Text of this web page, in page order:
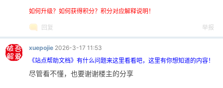
如何升级？如何获得积分？积分对应解释说明！
回复 举报
xuepojie 2026-3-17 11:53
《站点帮助文档》有什么问题来这里看看吧，这里有你想知道的内容！
尽管看不懂，也要谢谢楼主的分享